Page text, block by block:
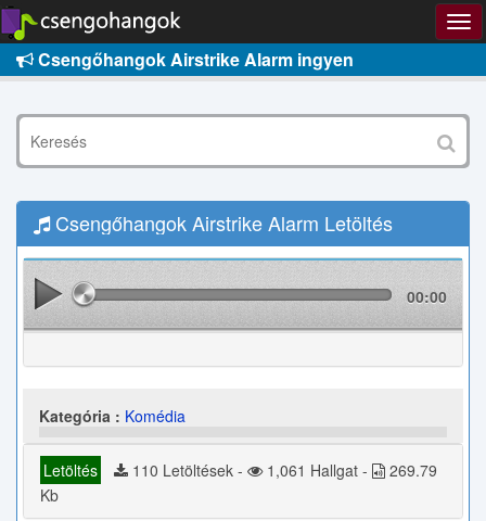
Csengőhangok Airstrike Alarm ingyen
Csengőhangok Airstrike Alarm Letöltés
00:00
Kategória : Komédia
Letöltés 110 Letöltések - 1,061 Hallgat -
269.79
Kb